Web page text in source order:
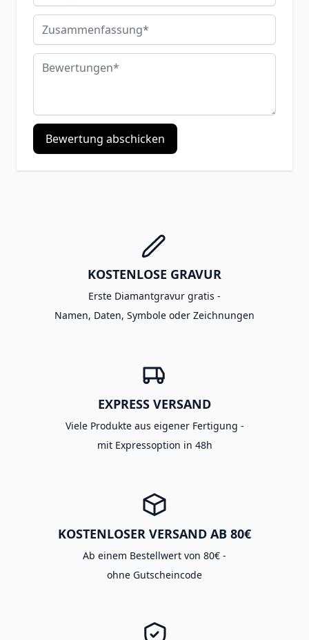
Zusammenfassung
Bewertungen
Bewertung abschicken
KOSTENLOSE GRAVUR
Erste Diamantgravur gratis -
Namen, Daten, Symbole oder Zeichnungen
EXPRESS VERSAND
Viele Produkte aus eigener Fertigung -
mit Expressoption in 48h
KOSTENLOSER VERSAND AB 80€
Ab einem Bestellwert von 80€ -
ohne Gutscheincode